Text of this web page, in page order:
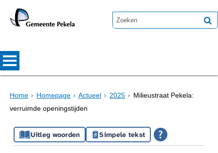
Home Homepage Actueel 2025
Milieustraat Pekela:
verruimde openingstijden
Uitleg woorden Simpele tekst